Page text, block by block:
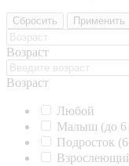
Сбросить Применить
Возраст
Возраст
Любой
Малыш (до 6
Подросток